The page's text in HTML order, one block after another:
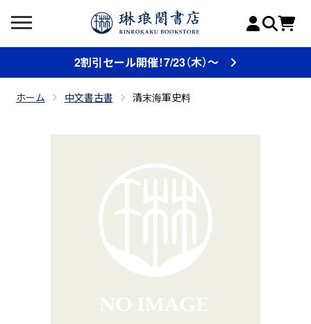
2割引セール開催！7/23（木）～
ホーム 中文書古書 清末海軍史料